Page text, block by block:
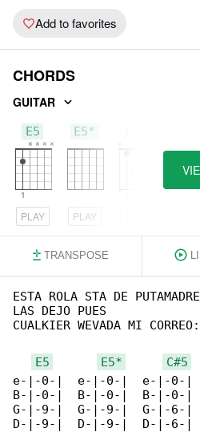
Add to favorites
CHORDS
GUITAR
E5
PLAY
E5*
PLAY
TRANSPOSE
ESTA ROLA STA DE
LAS DEJO PUES
CUALKIER WEVADA MI
E5 E5* C#5
e-|-0-|  e-|-0-|  e-|-0-|
B-|-0-|  B-|-0-|  B-|-0-|
G-|-9-|  G-|-9-|  G-|-6-|
D-|-9-|  D-|-9-|  D-|-6-|